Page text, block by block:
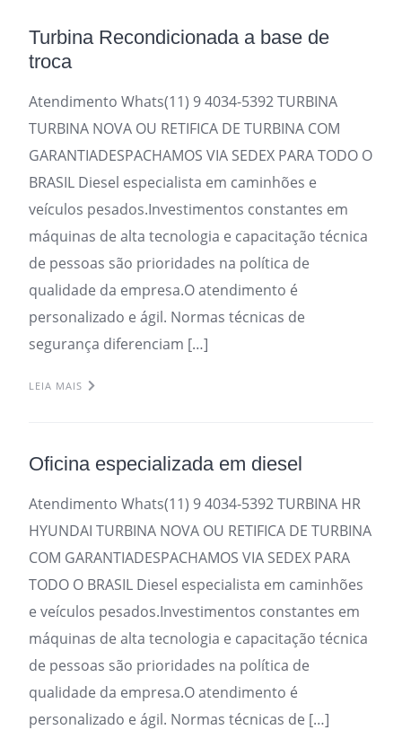
Turbina Recondicionada a base de
troca
Atendimento Whats(11) 9 4034-5392 TURBINA
TURBINA NOVA OU RETIFICA DE TURBINA COM
GARANTIADESPACHAMOS VIA SEDEX PARA TODO O
BRASIL Diesel especialista em caminhões e
veículos pesados.Investimentos constantes em
máquinas de alta tecnologia e capacitação técnica
de pessoas são prioridades na política de
qualidade da empresa.O atendimento é
personalizado e ágil. Normas técnicas de
segurança diferenciam […]
LEIA MAIS
Oficina especializada em diesel
Atendimento Whats(11) 9 4034-5392 TURBINA HR
HYUNDAI TURBINA NOVA OU RETIFICA DE TURBINA
COM GARANTIADESPACHAMOS VIA SEDEX PARA
TODO O BRASIL Diesel especialista em caminhões
e veículos pesados.Investimentos constantes em
máquinas de alta tecnologia e capacitação técnica
de pessoas são prioridades na política de
qualidade da empresa.O atendimento é
personalizado e ágil. Normas técnicas de […]